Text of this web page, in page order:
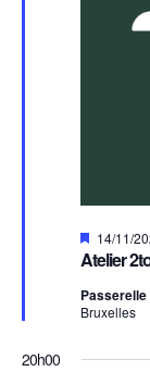
Atelier
Mis
en
avant
14/11/
Passerelle
Bruxelles
20h00